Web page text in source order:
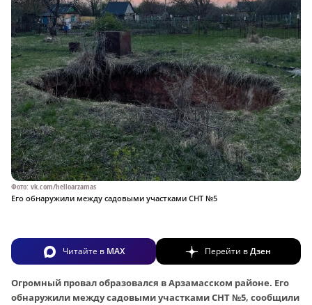
Фото: vk.com/helloarzamas
Его обнаружили между садовыми участками СНТ №5
Читайте в MAX Перейти вДзен
Огромный провал образовался в Арзамасском районе. Его
обнаружили между садовыми участками СНТ №5, сообщили